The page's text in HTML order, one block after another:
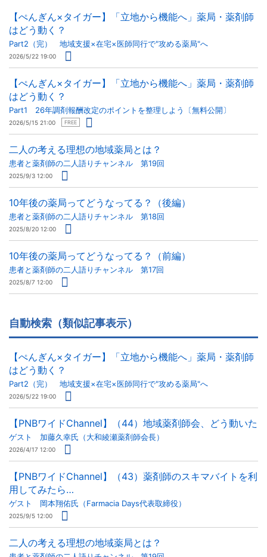
【ぺんぎん×タイガー】「立地から機能へ」薬局・薬剤師
はどう動く？
Part2（完） 地域支援×在宅×医師同行で"攻める薬局"へ
2026/5/22 19:00
【ぺんぎん×タイガー】「立地から機能へ」薬局・薬剤師
はどう動く？
Part1 26年調剤報酬改定のポイントを整理しよう〔無料公開〕
2026/5/15 21:00 FREE
二人の考える理想の地域薬局とは？
患者と薬剤師の二人語りチャンネル 第19回
2025/9/3 12:00
10年後の薬局ってどうなってる？（後編）
患者と薬剤師の二人語りチャンネル 第18回
2025/8/20 12:00
10年後の薬局ってどうなってる？（前編）
患者と薬剤師の二人語りチャンネル 第17回
2025/8/7 12:00
自動検索（類似記事表示）
【ぺんぎん×タイガー】「立地から機能へ」薬局・薬剤師
はどう動く？
Part2（完） 地域支援×在宅×医師同行で"攻める薬局"へ
2026/5/22 19:00
【PNBワイドChannel】（44）地域薬剤師会、どう動いた
ゲスト 加藤久幸氏（大和綾瀬薬剤師会長）
2026/4/17 12:00
【PNBワイドChannel】（43）薬剤師のスキマバイトを利
用してみたら…
ゲスト 岡本翔佑氏（Farmacia Days代表取締役）
2025/9/5 12:00
二人の考える理想の地域薬局とは？